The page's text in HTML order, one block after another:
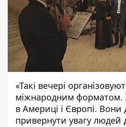
«Такі вечері
міжнародним форматом.
в Америці і Європі.
привернути увагу людей